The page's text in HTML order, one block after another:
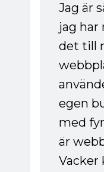
Jag är
jag
det till
egen
med
är
Vacker